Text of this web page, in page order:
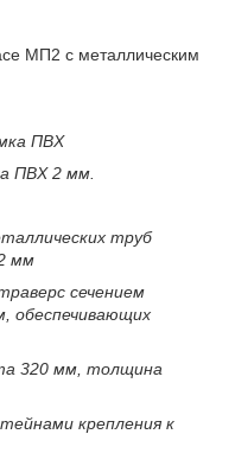
МП2 с металлическим
ПВХ
ПВХ 2 мм.
труб
мм
сечением
обеспечивающих
320 мм, толщина
крепления к